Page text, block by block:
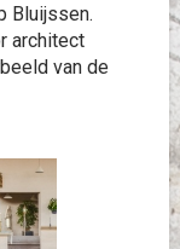
Bluijssen.
architect
van de